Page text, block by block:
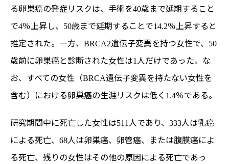
る卵巣癌の発症リスクは、手術を40歳まで延期すること
で4％上昇し、 50歳まで延期することで14.2％上昇すると
推定された。一方、 BRCA2遺伝子変異を持つ女性で、 50
歳前に卵巣癌と診断された女性は1 人だけであった。な
お、すべての女性（BRCA遺伝子変異を持たない女性を
含む）における卵巣癌の生涯リスクは低く 1.4％である。
研究期間中に死亡した女性は511 人であり、 333人は乳癌
による死亡、 68人は卵巣癌、卵管癌、または腹膜癌によ
る死亡、残りの女性はその他の原因による死亡であっ